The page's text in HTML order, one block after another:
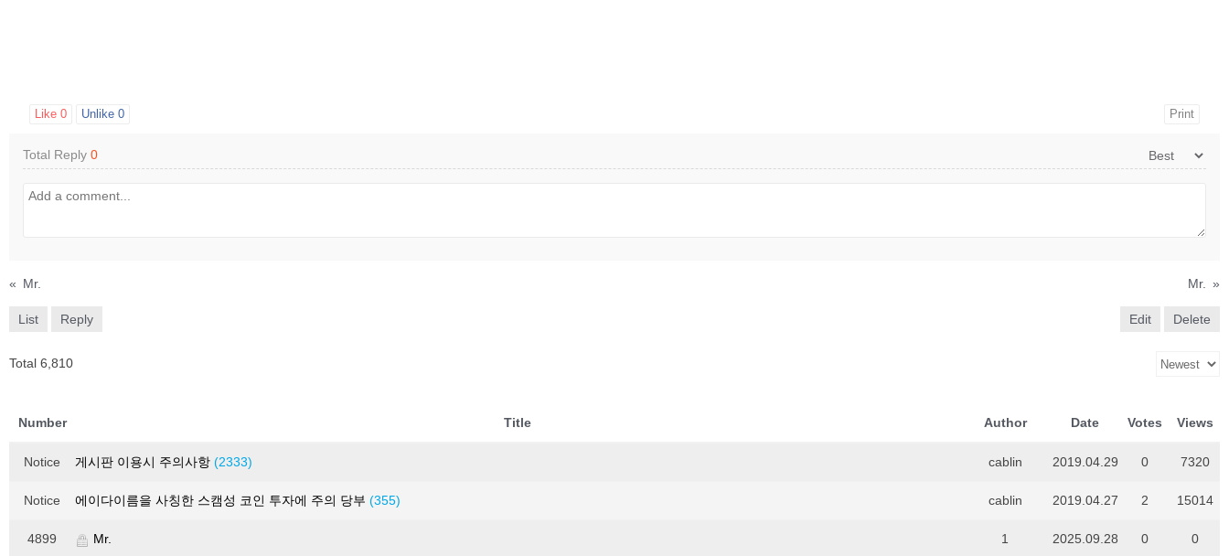
Like 0 Unlike 0 Print
Total Reply 0
« Mr. Mr. »
List Reply Edit Delete
Total 6,810
Number Title Author Date Votes Views
Notice 게시판 이용시 주의사항 (2333) cablin 2019.04.29 0 7320
Notice 에이다이름을 사칭한 스캠성 코인 투자에 주의 당부 (355) cablin 2019.04.27 2 15014
4899 Mr. 1 2025.09.28 0 0